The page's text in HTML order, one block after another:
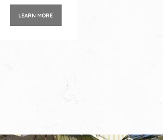
LEARN MORE